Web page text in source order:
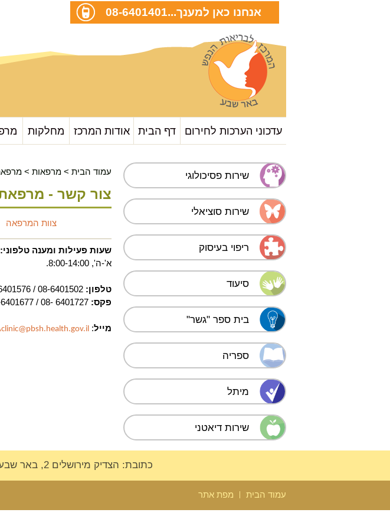
אנחנו כאן למענך...08-6401401
עדכוני הערכות לחירום דף הבית אודות המרכז מחלקות
שירות פסיכולוגי
שירות סוציאלי
ריפוי בעיסוק
סיעוד
בית ספר "גשר"
ספריה
מיתל
שירות דיאטני
עמוד הבית > מרפאות >
צור קשר -
צוות המרפאה
שעות פעילות ומענה טלפוני:
א'-ה', 8:00-14:00.
טלפון:
פקס: 6401727 -08 /
מייל:
כתובת: הצדיק מירושלים 2, באר שבע. טלפון: 08-6401401 פקס: 08-6401622
עמוד הבית מפת אתר